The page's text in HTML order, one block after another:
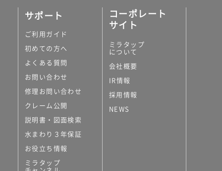
サポート
ご利用ガイド
初めての方へ
よくある質問
お問い合わせ
修理お問い合わせ
クレーム公開
説明書・図面検索
水まわり３年保証
お役立ち情報
ミラタップ
コーポレート
サイト
ミラタップ
について
会社概要
IR情報
採用情報
NEWS